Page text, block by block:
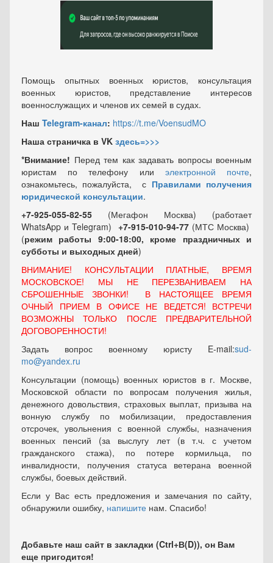
Помощь опытных военных юристов, консультация
военных юристов, представление интересов
военнослужащих и членов их семей в судах.
Наш Telegram-канал: https://t.me/VoensudMO
Наша страничка в VK здесь=>>>
*Внимание! Перед тем как задавать вопросы военным
юристам по телефону или электронной почте,
ознакомьтесь, пожалуйста, с Правилами получения
юридической консультации.
+7-925-055-82-55 (Мегафон Москва) (работает
WhatsApp и Telegram) +7-915-010-94-77 (МТС Москва)
(режим работы 9:00-18:00, кроме праздничных и
субботы и выходных дней)
ВНИМАНИЕ! КОНСУЛЬТАЦИИ ПЛАТНЫЕ, ВРЕМЯ
МОСКОВСКОЕ! МЫ НЕ ПЕРЕЗВАНИВАЕМ НА
СБРОШЕННЫЕ ЗВОНКИ! В НАСТОЯЩЕЕ ВРЕМЯ
ОЧНЫЙ ПРИЕМ В ОФИСЕ НЕ ВЕДЕТСЯ! ВСТРЕЧИ
ВОЗМОЖНЫ ТОЛЬКО ПОСЛЕ ПРЕДВАРИТЕЛЬНОЙ
ДОГОВОРЕННОСТИ!
Задать вопрос военному юристу E-mail:sud-
mo@yandex.ru
Консультации (помощь) военных юристов в г. Москве,
Московской области по вопросам получения жилья,
денежного довольствия, страховых выплат, призыва на
вонную службу по мобилизации, предоставления
отсрочек, увольнения с военной службы, назначения
военных пенсий (за выслугу лет (в т.ч. с учетом
гражданского стажа), по потере кормильца, по
инвалидности, получения статуса ветерана военной
службы, боевых действий.
Если у Вас есть предложения и замечания по сайту,
обнаружили ошибку, напишите нам. Спасибо!
Добавьте наш сайт в закладки (Ctrl+В(D)), он Вам
еще пригодится!